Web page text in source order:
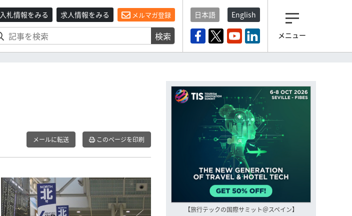
入札情報をみる 求人情報をみる メルマガ登録
検索
日本語 English
メニュー
メールに転送 このページを印刷
【旅行テックの国際サミット＠スペイン】
観光産業ニュース「トラベ
登録済みですよね？
もし未だ登録していないなら…
いますぐ登録する